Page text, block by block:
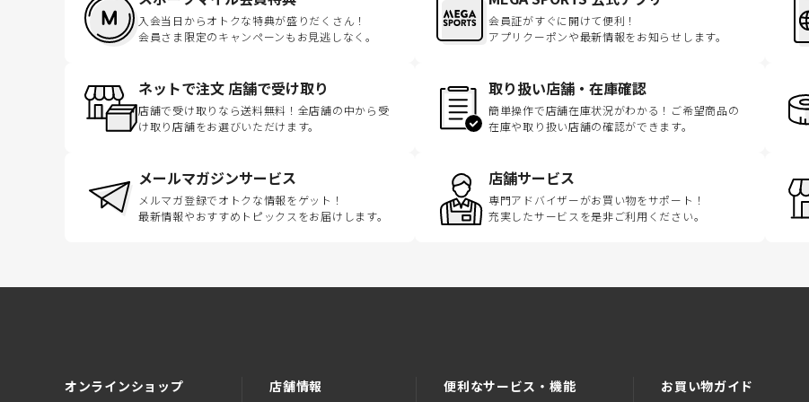
入会当日からオトクな特典が盛りだくさん！
会員さま限定のキャンペーンもお見逃しなく。
会員証がすぐに開けて便利！
アプリクーポンや最新情報をお知らせします。
ネットで注文 店舗で受け取り
店舗で受け取りなら送料無料！全店舗の中から受
け取り店舗をお選びいただけます。
取り扱い店舗・在庫確認
簡単操作で店舗在庫状況がわかる！ご希望商品の
在庫や取り扱い店舗の確認ができます。
メールマガジンサービス
メルマガ登録でオトクな情報をゲット！
最新情報やおすすめトピックスをお届けします。
店舗サービス
専門アドバイザーがお買い物をサポート！
充実したサービスを是非ご利用ください。
オンラインショップ 店舗情報 便利なサービス・機能 お買い物ガイド